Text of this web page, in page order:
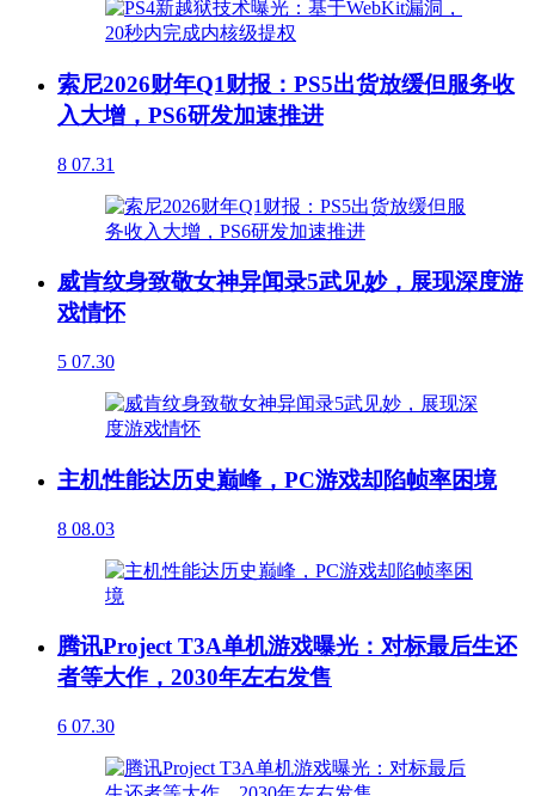
索尼2026财年Q1财报：PS5出货放缓但服务收
入大增，PS6研发加速推进
8 07.31
威肯纹身致敬女神异闻录5武见妙，展现深度游
戏情怀
5 07.30
主机性能达历史巅峰，PC游戏却陷帧率困境
8 08.03
腾讯Project T3A单机游戏曝光：对标最后生还
者等大作，2030年左右发售
6 07.30